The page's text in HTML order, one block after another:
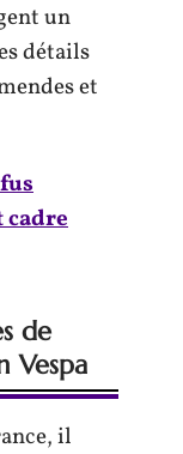
un
détails
et
cadre
de
Vespa
il